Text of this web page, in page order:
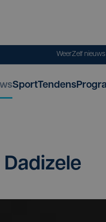
WeerZelf
SportTendens